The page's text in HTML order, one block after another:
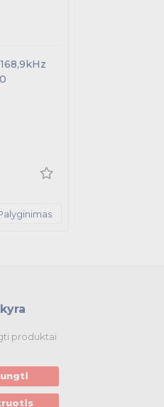
produktai